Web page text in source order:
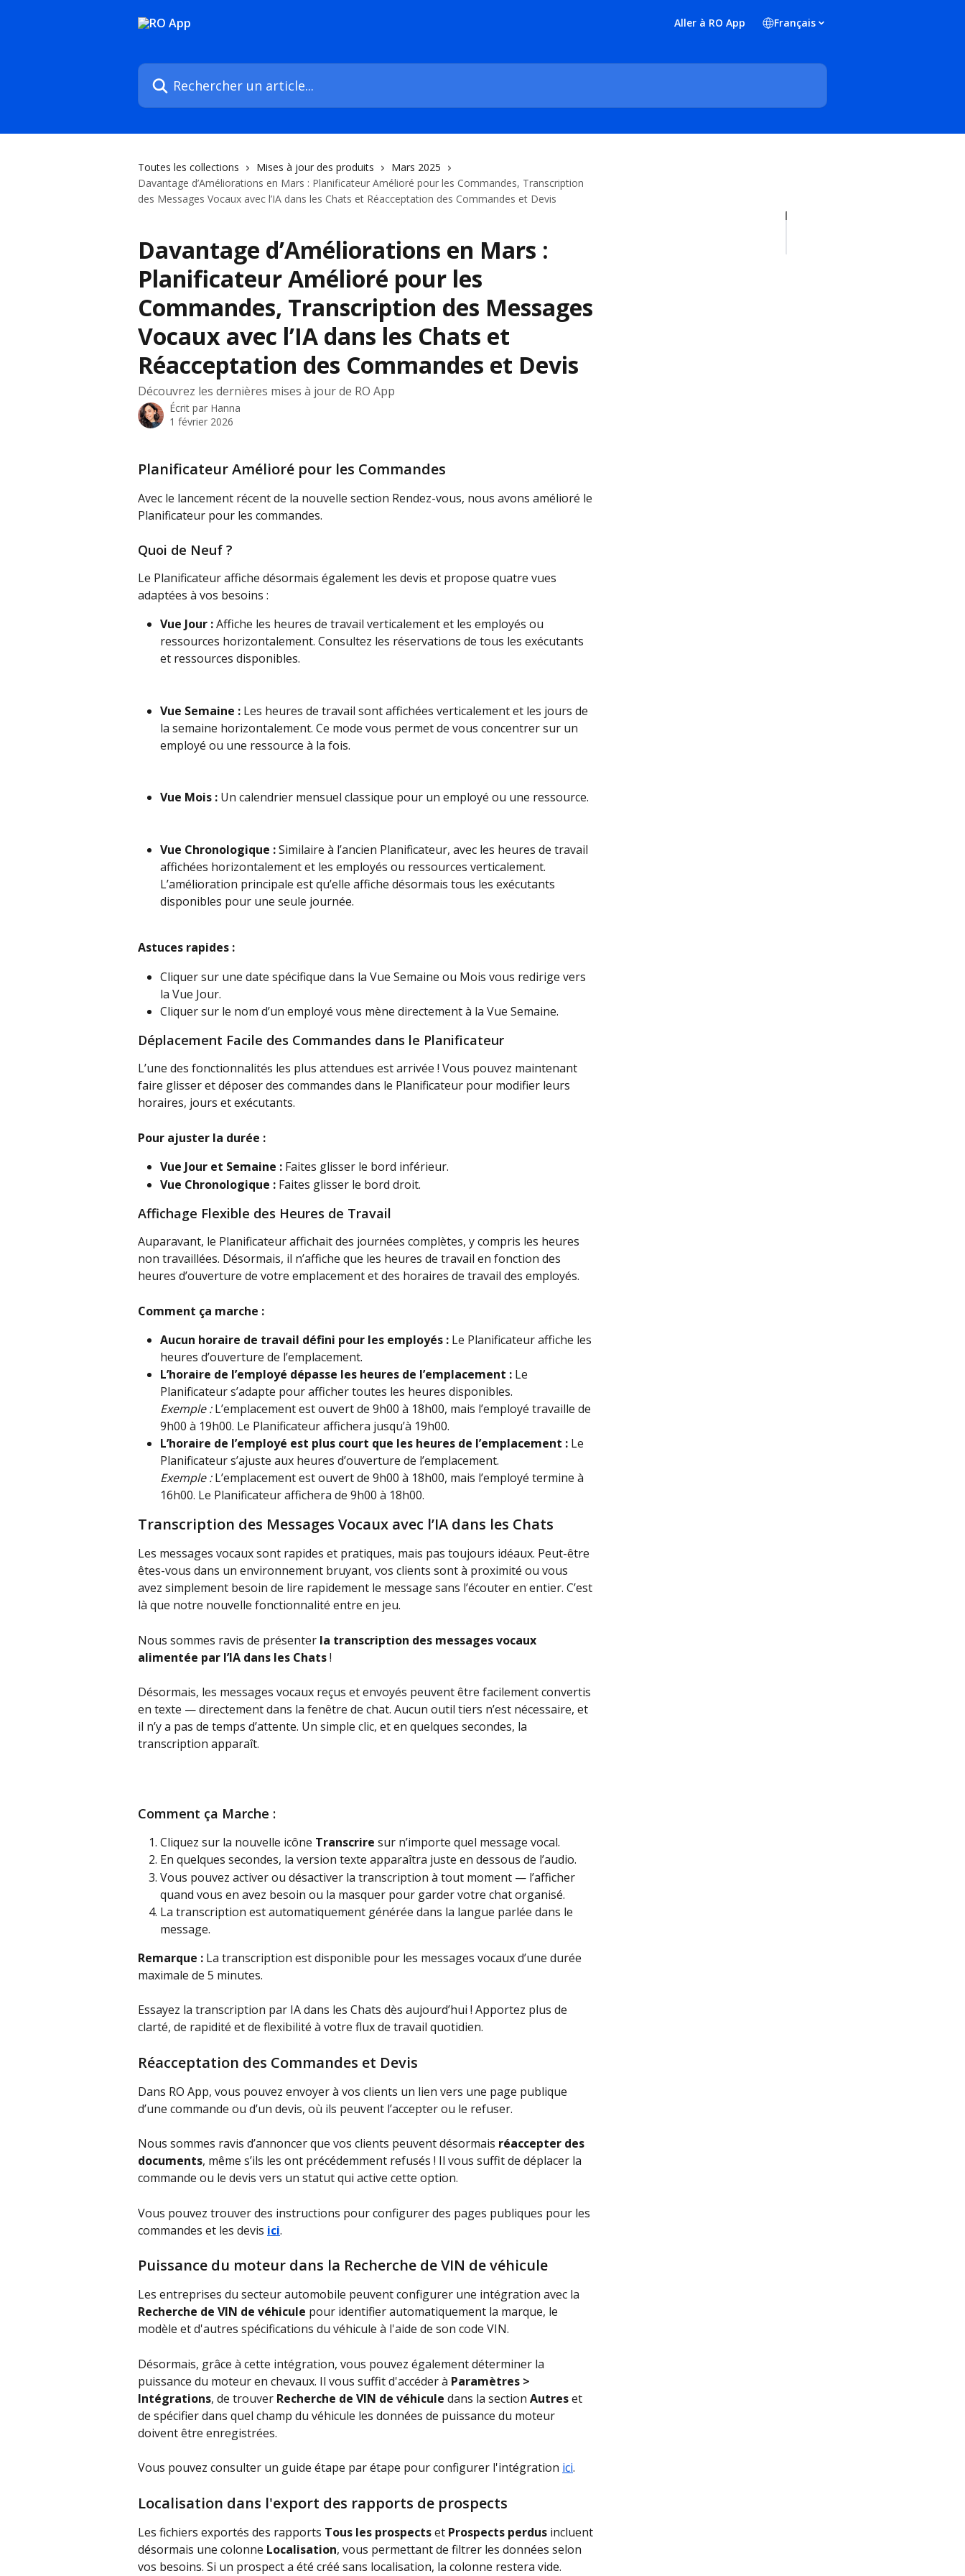
Aller à RO App Français
Rechercher un article...
Toutes les collections Mises à jour des produits
Mars 2025
Davantage d’Améliorations en Mars : Planificateur Amélioré pour les Commandes, Transcription
des Messages Vocaux avec l’IA dans les Chats et Réacceptation des Commandes et Devis
Davantage d’Améliorations en Mars :
Planificateur Amélioré pour les
Commandes, Transcription des Messages
Vocaux avec l’IA dans les Chats et
Réacceptation des Commandes et Devis
Découvrez les dernières mises à jour de RO App
Écrit par Hanna
1 février 2026
Planificateur Amélioré pour les Commandes
Avec le lancement récent de la nouvelle section Rendez-vous, nous avons amélioré le
Planificateur pour les commandes.
Quoi de Neuf ?
Le Planificateur affiche désormais également les devis et propose quatre vues
adaptées à vos besoins :
Vue Jour : Affiche les heures de travail verticalement et les employés ou
ressources horizontalement. Consultez les réservations de tous les exécutants
et ressources disponibles.
Vue Semaine : Les heures de travail sont affichées verticalement et les jours de
la semaine horizontalement. Ce mode vous permet de vous concentrer sur un
employé ou une ressource à la fois.
Vue Mois : Un calendrier mensuel classique pour un employé ou une ressource.
Vue Chronologique : Similaire à l’ancien Planificateur, avec les heures de travail
affichées horizontalement et les employés ou ressources verticalement.
L’amélioration principale est qu’elle affiche désormais tous les exécutants
disponibles pour une seule journée.
Astuces rapides :
Cliquer sur une date spécifique dans la Vue Semaine ou Mois vous redirige vers
la Vue Jour.
Cliquer sur le nom d’un employé vous mène directement à la Vue Semaine.
Déplacement Facile des Commandes dans le Planificateur
L’une des fonctionnalités les plus attendues est arrivée ! Vous pouvez maintenant
faire glisser et déposer des commandes dans le Planificateur pour modifier leurs
horaires, jours et exécutants.
Pour ajuster la durée :
Vue Jour et Semaine : Faites glisser le bord inférieur.
Vue Chronologique : Faites glisser le bord droit.
Affichage Flexible des Heures de Travail
Auparavant, le Planificateur affichait des journées complètes, y compris les heures
non travaillées. Désormais, il n’affiche que les heures de travail en fonction des
heures d’ouverture de votre emplacement et des horaires de travail des employés.
Comment ça marche :
Aucun horaire de travail défini pour les employés : Le Planificateur affiche les
heures d’ouverture de l’emplacement.
L’horaire de l’employé dépasse les heures de l’emplacement : Le
Planificateur s’adapte pour afficher toutes les heures disponibles.
Exemple : L’emplacement est ouvert de 9h00 à 18h00, mais l’employé travaille de
9h00 à 19h00. Le Planificateur affichera jusqu’à 19h00.
L’horaire de l’employé est plus court que les heures de l’emplacement : Le
Planificateur s’ajuste aux heures d’ouverture de l’emplacement.
Exemple : L’emplacement est ouvert de 9h00 à 18h00, mais l’employé termine à
16h00. Le Planificateur affichera de 9h00 à 18h00.
Transcription des Messages Vocaux avec l’IA dans les Chats
Les messages vocaux sont rapides et pratiques, mais pas toujours idéaux. Peut-être
êtes-vous dans un environnement bruyant, vos clients sont à proximité ou vous
avez simplement besoin de lire rapidement le message sans l’écouter en entier. C’est
là que notre nouvelle fonctionnalité entre en jeu.
Nous sommes ravis de présenter la transcription des messages vocaux
alimentée par l’IA dans les Chats !
Désormais, les messages vocaux reçus et envoyés peuvent être facilement convertis
en texte — directement dans la fenêtre de chat. Aucun outil tiers n’est nécessaire, et
il n’y a pas de temps d’attente. Un simple clic, et en quelques secondes, la
transcription apparaît.
Comment ça Marche :
Cliquez sur la nouvelle icône Transcrire sur n’importe quel message vocal.
En quelques secondes, la version texte apparaîtra juste en dessous de l’audio.
Vous pouvez activer ou désactiver la transcription à tout moment — l’afficher
quand vous en avez besoin ou la masquer pour garder votre chat organisé.
La transcription est automatiquement générée dans la langue parlée dans le
message.
Remarque : La transcription est disponible pour les messages vocaux d’une durée
maximale de 5 minutes.
Essayez la transcription par IA dans les Chats dès aujourd’hui ! Apportez plus de
clarté, de rapidité et de flexibilité à votre flux de travail quotidien.
Réacceptation des Commandes et Devis
Dans RO App, vous pouvez envoyer à vos clients un lien vers une page publique
d’une commande ou d’un devis, où ils peuvent l’accepter ou le refuser.
Nous sommes ravis d’annoncer que vos clients peuvent désormais réaccepter des
documents, même s’ils les ont précédemment refusés ! Il vous suffit de déplacer la
commande ou le devis vers un statut qui active cette option.
Vous pouvez trouver des instructions pour configurer des pages publiques pour les
commandes et les devis ici.
Puissance du moteur dans la Recherche de VIN de véhicule
Les entreprises du secteur automobile peuvent configurer une intégration avec la
Recherche de VIN de véhicule pour identifier automatiquement la marque, le
modèle et d'autres spécifications du véhicule à l'aide de son code VIN.
Désormais, grâce à cette intégration, vous pouvez également déterminer la
puissance du moteur en chevaux. Il vous suffit d'accéder à Paramètres >
Intégrations, de trouver Recherche de VIN de véhicule dans la section Autres et
de spécifier dans quel champ du véhicule les données de puissance du moteur
doivent être enregistrées.
Vous pouvez consulter un guide étape par étape pour configurer l'intégration ici.
Localisation dans l'export des rapports de prospects
Les fichiers exportés des rapports Tous les prospects et Prospects perdus incluent
désormais une colonne Localisation, vous permettant de filtrer les données selon
vos besoins. Si un prospect a été créé sans localisation, la colonne restera vide.